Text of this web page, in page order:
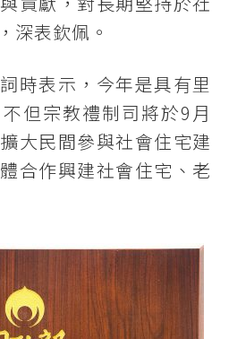
深表欽佩。
時表示，今年是具有里
但宗教禮制司將於9月
大民間參與社會住宅建
合作興建社會住宅、老